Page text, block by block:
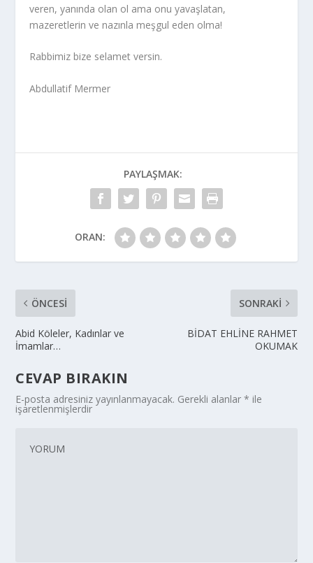
veren, yanında olan ol ama onu yavaşlatan,
mazeretlerin ve nazınla meşgul eden olma!
Rabbimiz bize selamet versin.
Abdullatif Mermer
PAYLAŞMAK:
ORAN:
ÖNCESI
Abid Köleler, Kadınlar ve
İmamlar…
SONRAKI
BİDAT EHLİNE RAHMET
OKUMAK
CEVAP BIRAKIN
E-posta adresiniz yayınlanmayacak. Gerekli alanlar* ile
işaretlenmişlerdir